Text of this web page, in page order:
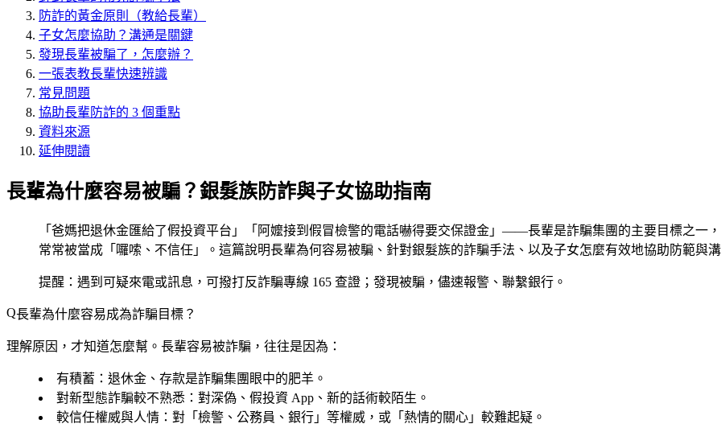
防詐的黃金原則（教給長輩）
子女怎麼協助？溝通是關鍵
發現長輩被騙了，怎麼辦？
一張表教長輩快速辨識
常見問題
協助長輩防詐的 3 個重點
資料來源
延伸閱讀
長輩為什麼容易被騙？銀髮族防詐與子女協助指南
「爸媽把退休金匯給了假投資平台」「阿嬤接到假冒檢警的電話嚇得要交保證金」——長輩是詐騙集團的主要目標之一
常常被當成「囉嗦、不信任」。這篇說明長輩為何容易被騙、針對銀髮族的詐騙手法、以及子女怎麼有效地協助防範與
提醒：遇到可疑來電或訊息，可撥打反詐騙專線 165 查證；發現被騙，儘速報警、聯繫銀行。
長輩為什麼容易成為詐騙目標？
理解原因，才知道怎麼幫。長輩容易被詐騙，往往是因為：
有積蓄 ：退休金、存款是詐騙集團眼中的肥羊。
對新型態詐騙較不熟悉 ：對深偽、假投資 App、新的話術較陌生。
較信任權威與人情 ：對「檢警、公務員、銀行」等權威，或「熱情的關心」較難起疑。